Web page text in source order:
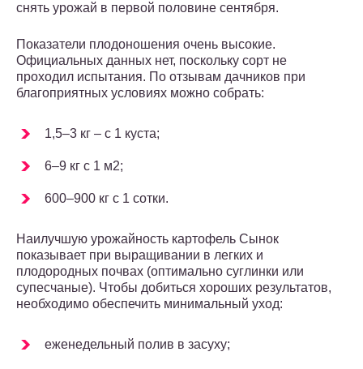
снять урожай в первой половине сентября.
Показатели плодоношения очень высокие.
Официальных данных нет, поскольку сорт не
проходил испытания. По отзывам дачников при
благоприятных условиях можно собрать:
1,5–3 кг – с 1 куста;
6–9 кг с 1 м2;
600–900 кг с 1 сотки.
Наилучшую урожайность картофель Сынок
показывает при выращивании в легких и
плодородных почвах (оптимально суглинки или
супесчаные). Чтобы добиться хороших результатов,
необходимо обеспечить минимальный уход:
еженедельный полив в засуху;